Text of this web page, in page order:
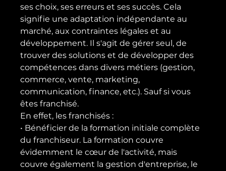
ses choix, ses erreurs et ses succès. Cela
signifie une adaptation indépendante au
marché, aux contraintes légales et au
développement. Il s'agit de gérer seul, de
trouver des solutions et de développer des
compétences dans divers métiers (gestion,
commerce, vente, marketing,
communication, finance, etc.). Sauf si vous
êtes franchisé.
En effet, les franchisés :
• Bénéficier de la formation initiale complète
du franchiseur. La formation couvre
évidemment le cœur de l'activité, mais
couvre également la gestion d'entreprise, le